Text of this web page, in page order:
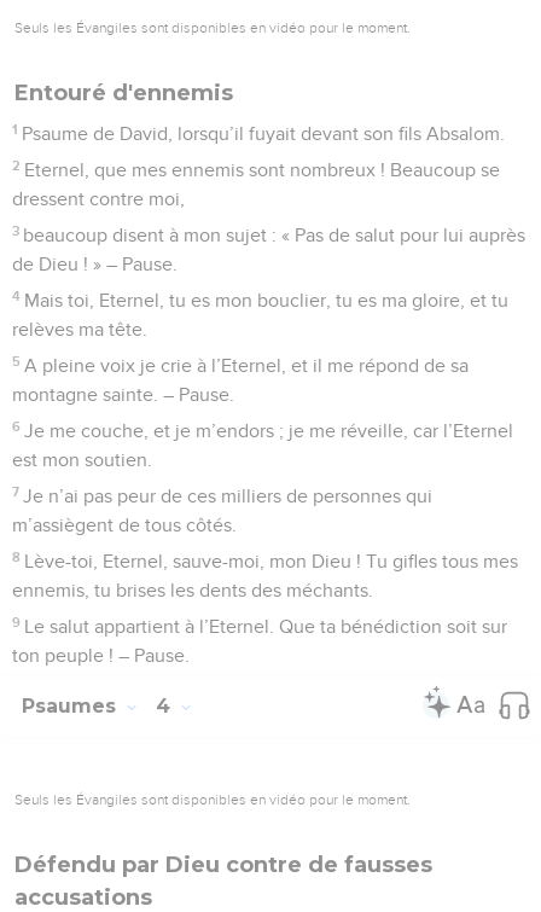
Seuls les Évangiles sont disponibles en vidéo pour le moment.
Entouré d'ennemis
1 Psaume de David, lorsqu’il fuyait devant son fils Absalom.
2 Eternel, que mes ennemis sont nombreux ! Beaucoup se
dressent contre moi,
3 beaucoup disent à mon sujet : « Pas de salut pour lui auprès
de Dieu ! » – Pause.
4 Mais toi, Eternel, tu es mon bouclier, tu es ma gloire, et tu
relèves ma tête.
5 A pleine voix je crie à l’Eternel, et il me répond de sa
montagne sainte. – Pause.
6 Je me couche, et je m’endors ; je me réveille, car l’Eternel
est mon soutien.
7 Je n’ai pas peur de ces milliers de personnes qui
m’assiègent de tous côtés.
8 Lève-toi, Eternel, sauve-moi, mon Dieu ! Tu gifles tous mes
ennemis, tu brises les dents des méchants.
9 Le salut appartient à l’Eternel. Que ta bénédiction soit sur
ton peuple ! – Pause.
Psaumes 4
Seuls les Évangiles sont disponibles en vidéo pour le moment.
Défendu par Dieu contre de fausses
accusations